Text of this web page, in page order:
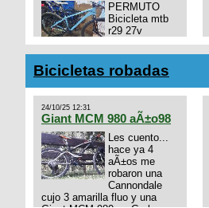
PERMUTO
Bicicleta mtb
r29 27v
shimano
Frenos hidralicos shimano
Todo el grupo shimano Talle
s/m Permuto x pistera o ruta
talle s o m.
Bicicletas robadas
24/10/25 12:31
Giant MCM 980 aÃ±o98
Les cuento...
hace ya 4
aÃ±os me
robaron una
Cannondale
cujo 3 amarilla fluo y una